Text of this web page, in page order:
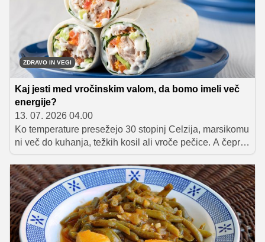
ZDRAVO IN VEGI
Kaj jesti med vročinskim valom, da bomo imeli več
energije?
13. 07. 2026 04.00
Ko temperature presežejo 30 stopinj Celzija, marsikomu
ni več do kuhanja, težkih kosil ali vroče pečice. A čeprav
nas v takih dneh pogosto premami, da bi živeli le od
sladoleda, lubenice in ledene kave, telo potrebuje
nekoliko več kot samo to.